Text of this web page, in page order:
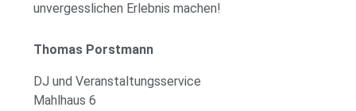
unvergesslichen Erlebnis machen!
Thomas Porstmann
DJ und Veranstaltungsservice
Mahlhaus 6